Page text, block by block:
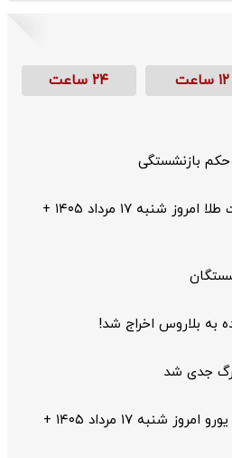
۱۲ ساعت ۲۴ ساعت
حکم بازنشستگی
قیمت سکه و قیمت طلا امروز شنبه ۱۷ مرداد ۱۴۰۵ +
به بلاروس اخراج شد!
جدی شد
قیمت دلار و قیمت یورو امروز شنبه ۱۷ مرداد ۱۴۰۵ +